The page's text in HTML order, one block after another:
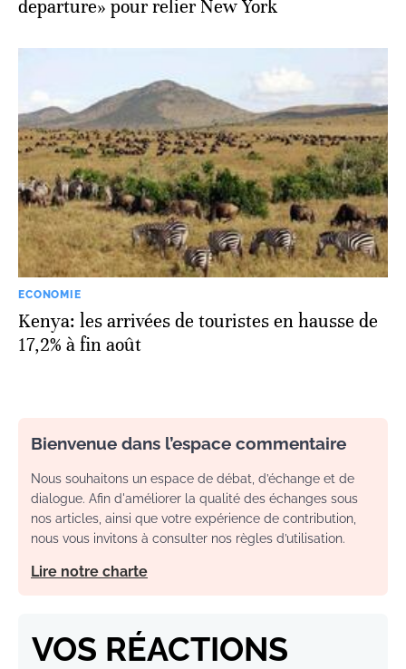
departure» pour relier New York
ECONOMIE
Kenya: les arrivées de touristes en hausse de
17,2% à fin août
Bienvenue dans l’espace commentaire
Nous souhaitons un espace de débat, d’échange et de
dialogue. Afin d'améliorer la qualité des échanges sous
nos articles, ainsi que votre expérience de contribution,
nous vous invitons à consulter nos règles d’utilisation.
Lire notre charte
VOS RÉACTIONS